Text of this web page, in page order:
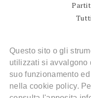
Questo sito o gli
utilizzati si avvalgono
suo funzionamento
nella cookie policy.